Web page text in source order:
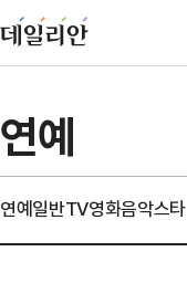
연예
연예일반TV영화음악스타